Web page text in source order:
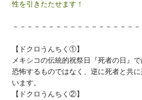
性を引きたたせます！
－－－－－－－－－－－－－－－－－－
【ドクロうんちく①】
メキシコの伝統的祝祭日『死者の日』
恐怖するものではなく、逆に死者と共
います。
【ドクロうんちく②】